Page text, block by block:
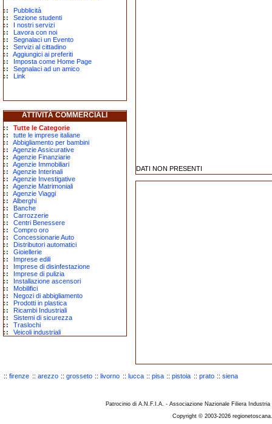
Pubblicità
Sezione studenti
I nostri servizi
Lavora con noi
Segnalaci un Evento
Servizi al cittadino
Aggiungici ai preferiti
Imposta come Home Page
Segnalaci ad un amico
Link
ATTIVITÀ COMMERCIALI
Tutte le Categorie
tutte le imprese italiane
Abbigliamento per bambini
Agenzie Assicurative
Agenzie Finanziarie
Agenzie Immobiliari
Agenzie Interinali
Agenzie Investigative
Agenzie Matrimoniali
Agenzie Viaggi
Alberghi
Banche
Carrozzerie
Centri Benessere
Compro oro
Concessionarie Auto
Distributori automatici
Gioiellerie
Imprese edili
Imprese di disinfestazione
Imprese di pulizia
Installazione ascensori
Mobilifici
Negozi di abbigliamento
Prodotti in plastica
Ricambi Industriali
Sistemi di sicurezza
Traslochi
Veicoli industriali
DATI NON PRESENTI
:: firenze :: arezzo :: grosseto :: livorno :: lucca :: pisa :: pistoia :: prato :: siena
Patrocinio di A.N.F.I.A. - Associazione Nazionale Filiera
Copyright © 2003-2026